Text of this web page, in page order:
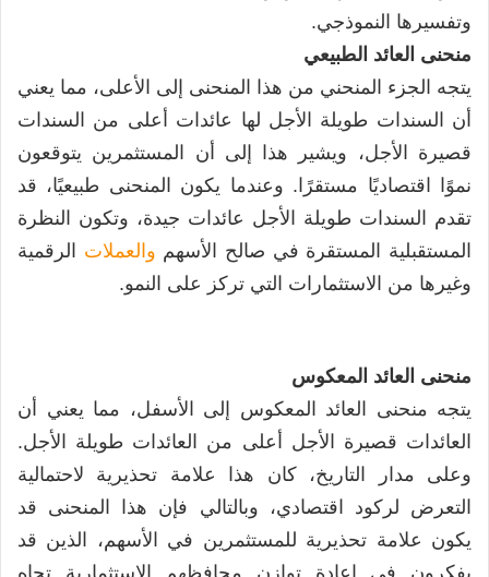
وتفسيرها النموذجي.
منحنى العائد الطبيعي
يتجه الجزء المنحني من هذا المنحنى إلى الأعلى، مما يعني
أن السندات طويلة الأجل لها عائدات أعلى من السندات
قصيرة الأجل، ويشير هذا إلى أن المستثمرين يتوقعون
نموًا اقتصاديًا مستقرًا. وعندما يكون المنحنى طبيعيًا، قد
تقدم السندات طويلة الأجل عائدات جيدة، وتكون النظرة
المستقبلية المستقرة في صالح الأسهم والعملات الرقمية
وغيرها من الاستثمارات التي تركز على النمو.
منحنى العائد المعكوس
يتجه منحنى العائد المعكوس إلى الأسفل، مما يعني أن
العائدات قصيرة الأجل أعلى من العائدات طويلة الأجل.
وعلى مدار التاريخ، كان هذا علامة تحذيرية لاحتمالية
التعرض لركود اقتصادي، وبالتالي فإن هذا المنحنى قد
يكون علامة تحذيرية للمستثمرين في الأسهم، الذين قد
يفكرون في إعادة توازن محافظهم الاستثمارية تجاه